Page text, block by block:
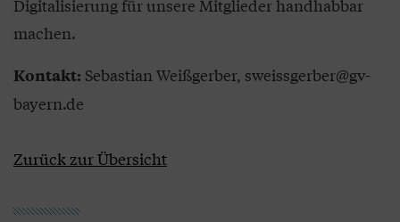
Digitalisierung für unsere Mitglieder handhabbar
machen.
Kontakt: Sebastian Weißgerber, sweissgerber@gv-
bayern.de
Zurück zur Übersicht